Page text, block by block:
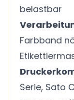
belastbar
Farbband
Serie, Sato